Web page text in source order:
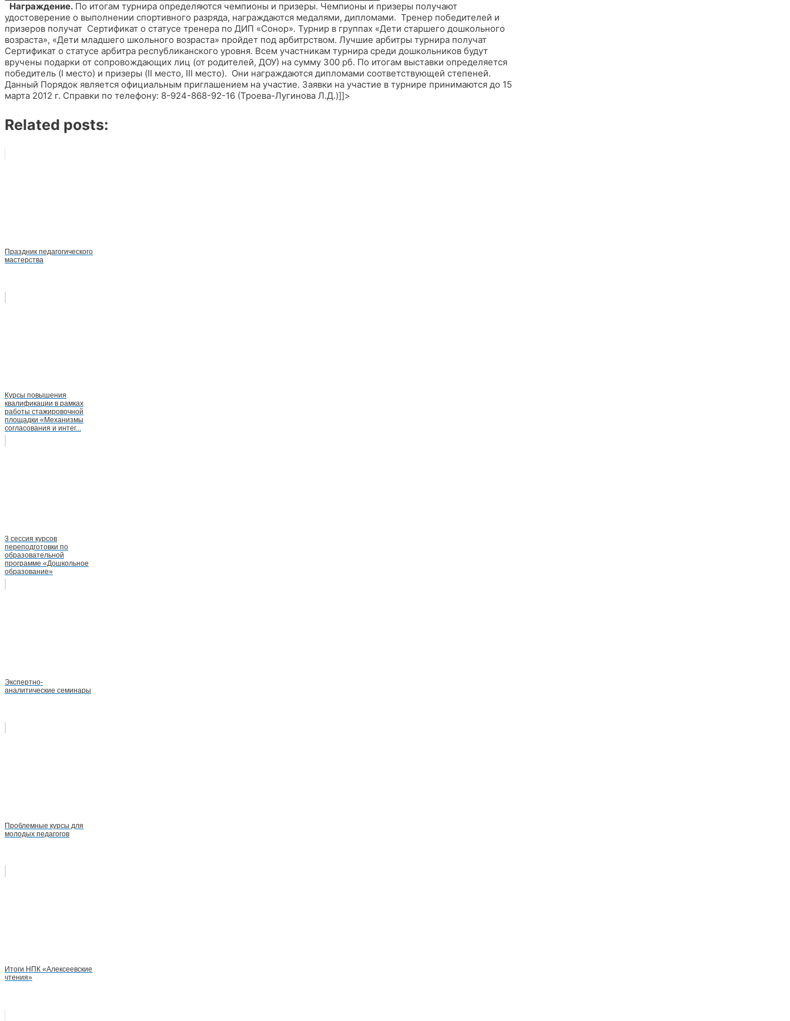
Награждение. По итогам турнира определяются чемпионы и призеры. Чемпионы и призеры получают
удостоверение о выполнении спортивного разряда, награждаются медалями, дипломами. Тренер победителей и
призеров получат Сертификат о статусе тренера по ДИП «Сонор». Турнир в группах «Дети старшего дошкольного
возраста», «Дети младшего школьного возраста» пройдет под арбитрством. Лучшие арбитры турнира получат
Сертификат о статусе арбитра республиканского уровня. Всем участникам турнира среди дошкольников будут
вручены подарки от сопровождающих лиц (от родителей, ДОУ) на сумму 300 рб. По итогам выставки определяется
победитель (I место) и призеры (II место, III место). Они награждаются дипломами соответствующей степеней.
Данный Порядок является официальным приглашением на участие. Заявки на участие в турнире принимаются до 15
марта 2012 г. Справки по телефону: 8-924-868-92-16 (Троева-Лугинова Л.Д.)]]>
Related posts:
Праздник педагогического
мастерства
Курсы повышения
квалификации в рамках
работы стажировочной
площадки «Механизмы
согласования и интег...
3 сессия курсов
переподготовки по
образовательной
программе «Дошкольное
образование»
Экспертно-
аналитические семинары
Проблемные курсы для
молодых педагогов
Итоги НПК «Алексеевские
чтения»